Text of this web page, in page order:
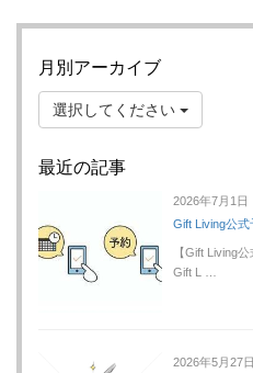
月別アーカイブ
選択してください
最近の記事
2026年7月1日
Gift Living公式
【Gift Living
Gift L …
2026年5月27日